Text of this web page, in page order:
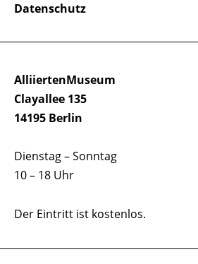
AlliiertenMuseum
Clayallee 135
14195 Berlin
Dienstag – Sonntag
10 – 18 Uhr
Der Eintritt ist kostenlos.
Datenschutz